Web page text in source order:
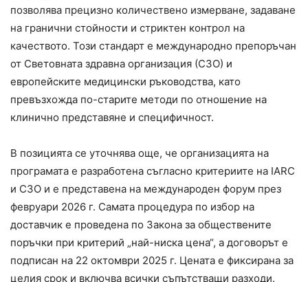
позволява прецизно количествено измерване, задаване
на гранични стойности и стриктен контрол на
качеството. Този стандарт е международно препоръчан
от Световната здравна организация (СЗО) и
европейските медицински ръководства, като
превъзхожда по-старите методи по отношение на
клинично представяне и специфичност.
В позицията се уточнява още, че организацията на
програмата е разработена съгласно критериите на IARC
и СЗО и е представена на международен форум през
февруари 2026 г. Самата процедура по избор на
доставчик е проведена по Закона за обществените
поръчки при критерий „най-ниска цена“, а договорът е
подписан на 22 октомври 2025 г. Цената е фиксирана за
целия срок и включва всички съпътстващи разходи.